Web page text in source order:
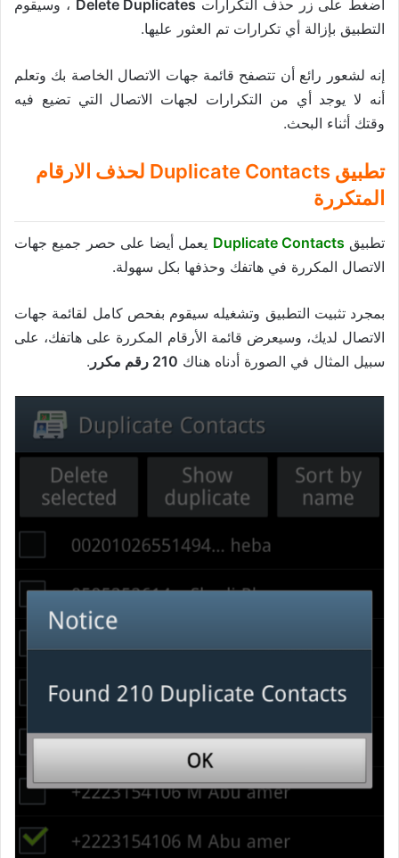
اضغط على زر حذف التكرارات Delete Duplicates ، وسيقوم
التطبيق بإزالة أي تكرارات تم العثور عليها.
إنه لشعور رائع أن تتصفح قائمة جهات الاتصال الخاصة بك وتعلم
أنه لا يوجد أي من التكرارات لجهات الاتصال التي تضيع فيه
وقتك أثناء البحث.
تطبيق Duplicate Contacts لحذف الارقام
المتكررة
تطبيق Duplicate Contacts يعمل أيضا على حصر جميع جهات
الاتصال المكررة في هاتفك وحذفها بكل سهولة.
بمجرد تثبيت التطبيق وتشغيله سيقوم بفحص كامل لقائمة جهات
الاتصال لديك، وسيعرض قائمة الأرقام المكررة على هاتفك، على
سبيل المثال في الصورة أدناه هناك 210 رقم مكرر .